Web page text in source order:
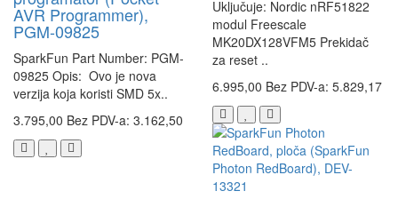
AVR Programmer),
PGM-09825
SparkFun Part Number: PGM-
09825 Opis: Ovo je nova
verzija koja koristi SMD 5x..
3.795,00 Bez PDV-a: 3.162,50
Uključuje: Nordic nRF51822
modul Freescale
MK20DX128VFM5 Prekidač
za reset ..
6.995,00 Bez PDV-a: 5.829,17